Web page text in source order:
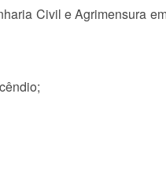
Civil e Agrimensura